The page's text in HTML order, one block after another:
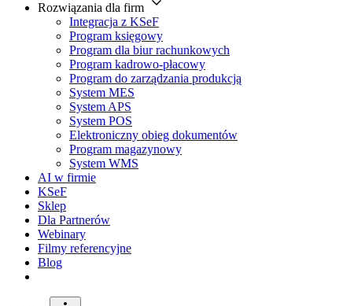
Rozwiązania dla firm
Integracja z KSeF
Program księgowy
Program dla biur rachunkowych
Program kadrowo-płacowy
Program do zarządzania produkcją
System MES
System APS
System POS
Elektroniczny obieg dokumentów
Program magazynowy
System WMS
AI w firmie
KSeF
Sklep
Dla Partnerów
Webinary
Filmy referencyjne
Blog